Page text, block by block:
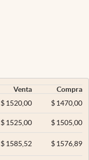
Venta
Compra
$ 1520,00 $1470,00
$ 1525,00 $1505,00
$ 1585,52 $1576,89